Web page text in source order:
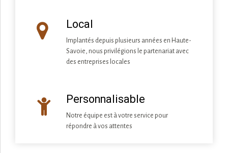
Local
Implantés depuis plusieurs années en Haute-
Savoie, nous privilégions le partenariat avec
des entreprises locales
Personnalisable
Notre équipe est à votre service pour
répondre à vos attentes